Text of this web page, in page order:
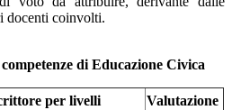
docenti coinvolti.
di Educazione Civica
per livelli Valutazione